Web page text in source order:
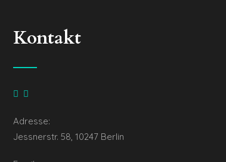
Kontakt
Adresse:
Jessnerstr. 58, 10247 Berlin